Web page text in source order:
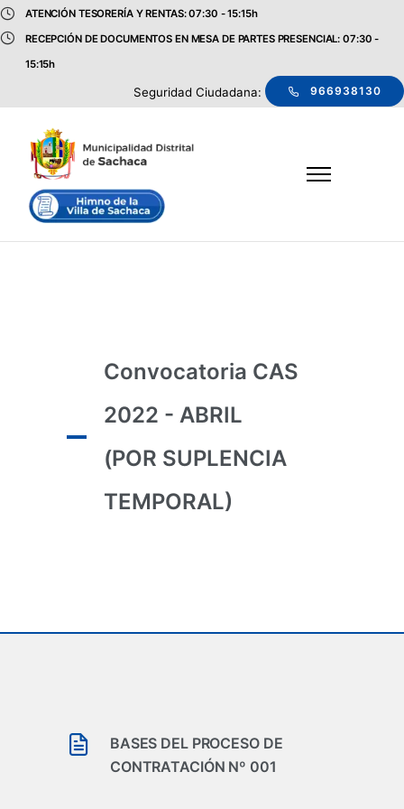
ATENCIÓN TESORERÍA Y RENTAS: 07:30 - 15:15h
RECEPCIÓN DE DOCUMENTOS EN MESA DE PARTES PRESENCIAL: 07:30 -
15:15h
Seguridad Ciudadana: 966938130
Convocatoria CAS
2022 - ABRIL
(POR SUPLENCIA
TEMPORAL)
BASES DEL PROCESO DE
CONTRATACIÓN Nº 001